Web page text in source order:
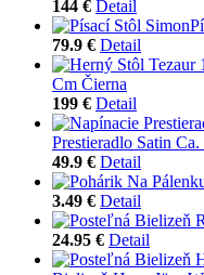
144 € Detail
79.9 € Detail
Cm Čierna
199 € Detail
Prestieradlo Satin
49.9 € Detail
3.49 € Detail
24.95 € Detail